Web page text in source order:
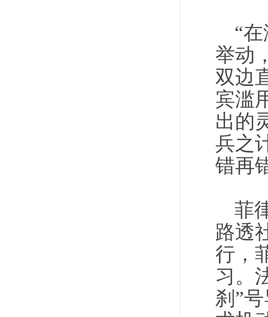
“
举动
双边
宾滥
出的
兵之
错再
菲
路透
行，
习。
刹”